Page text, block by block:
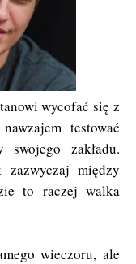
wycofać się z
testować
zakładu.
między
to raczej walka
wieczoru, ale